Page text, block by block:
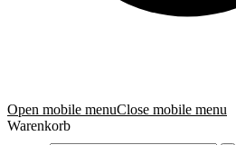
Open mobile menuClose mobile menu
Warenkorb